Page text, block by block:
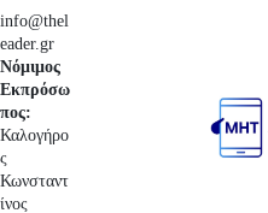
info@thel
eader.gr
Νόμιμος
Εκπρόσω
πος:
Καλογήρο
ς
Κωνσταντ
ίνος